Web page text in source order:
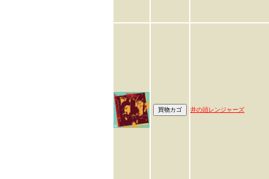
井の頭レンジャーズ